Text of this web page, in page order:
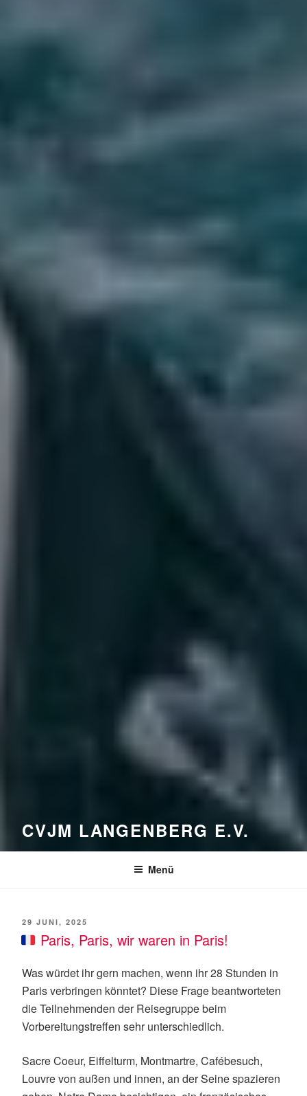
CVJM LANGENBERG E.V.
Menü
VERÖFFENTLICHT
AM
29 JUNI, 2025
Paris, Paris, wir waren in Paris!
Was würdet ihr gern machen, wenn ihr 28 Stunden in
Paris verbringen könntet? Diese Frage beantworteten
die Teilnehmenden der Reisegruppe beim
Vorbereitungstreffen sehr unterschiedlich.
Sacre Coeur, Eiffelturm, Montmartre, Cafébesuch,
Louvre von außen und innen, an der Seine spazieren